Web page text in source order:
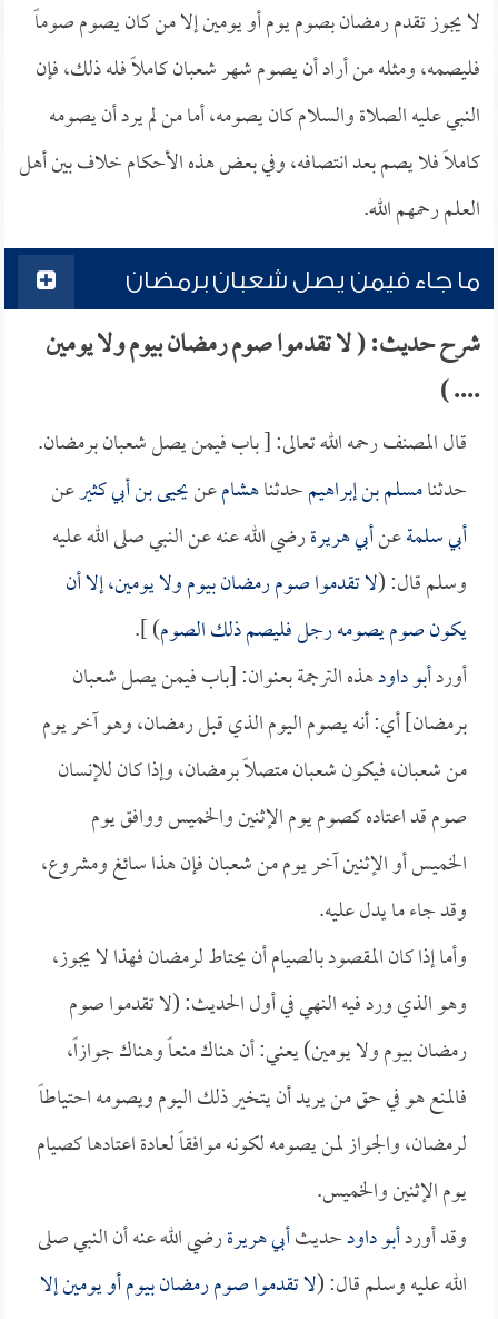
لا يجوز تقدم رمضان بصوم يوم أو يومين إلا من كان يصوم صوماً
فليصمه، ومثله من أراد أن يصوم شهر شعبان كاملاً فله ذلك، فإن
النبي عليه الصلاة والسلام كان يصومه، أما من لم يرد أن يصومه
كاملاً فلا يصم بعد انتصافه، وفي بعض هذه الأحكام خلاف بين أهل
العلم رحمهم الله.
ما جاء فيمن يصل شعبان برمضان
شرح حديث: ( لا تقدموا صوم رمضان بيوم ولا يومين
.... )
قال المصنف رحمه الله تعالى: [ باب فيمن يصل شعبان برمضان.
حدثنامسلم بن إبراهيمحدثناهشامعنيحيى بن أبي كثيرعن
أبي سلمةعنأبي هريرةرضي الله عنه عن النبي صلى الله عليه
وسلم قال: (لا تقدموا صوم رمضان بيوم ولا يومين، إلا أن
يكون صوم يصومه رجل فليصم ذلك الصوم) ].
أوردأبو داودهذه الترجمة بعنوان: [باب فيمن يصل شعبان
برمضان] أي: أنه يصوم اليوم الذي قبل رمضان، وهو آخر يوم
من شعبان، فيكون شعبان متصلاً برمضان، وإذا كان للإنسان
صوم قد اعتاده كصوم يوم الإثنين والخميس ووافق يوم
الخميس أو الإثنين آخر يوم من شعبان فإن هذا سائغ ومشروع،
وقد جاء ما يدل عليه.
وأما إذا كان المقصود بالصيام أن يحتاط لرمضان فهذا لا يجوز،
وهو الذي ورد فيه النهي في أول الحديث: (لا تقدموا صوم
رمضان بيوم ولا يومين) يعني: أن هناك منعاً وهناك جوازاً،
فالمنع هو في حق من يريد أن يتخير ذلك اليوم ويصومه احتياطاً
لرمضان، والجواز لمن يصومه لكونه موافقاً لعادة اعتادها كصيام
يوم الإثنين والخميس.
وقد أوردأبو داودحديثأبي هريرةرضي الله عنه أن النبي صلى
الله عليه وسلم قال: (لا تقدموا صوم رمضان بيوم أو يومين إلا